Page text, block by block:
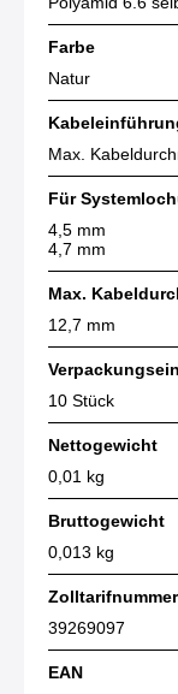
Farbe
Natur
Max.
Für
4,5 mm
4,7 mm
Max.
12,7 mm
10 Stück
Nettogewicht
0,01 kg
Bruttogewicht
0,013 kg
Zolltarifnummer
39269097
EAN